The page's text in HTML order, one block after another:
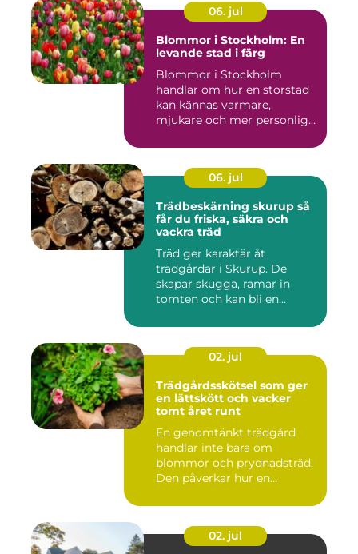
06. jul
Blommor i Stockholm: En
levande stad i färg
Blommor i Stockholm
handlar om hur en storstad
kan kännas varmare,
mjukare och mer personlig
06. jul
Trädbeskärning skurup så
får du friska, säkra och
vackra träd
Träd ger karaktär åt
trädgårdar i Skurup. De
skapar skugga, ramar in
tomten och kan bli en
02. jul
Trädgårdsskötsel som ger
en lättskött och vacker
tomt året runt
En genomtänkt trädgård
handlar inte bara om
blommor och prydnadsträd.
Den påverkar hur en
02. jul